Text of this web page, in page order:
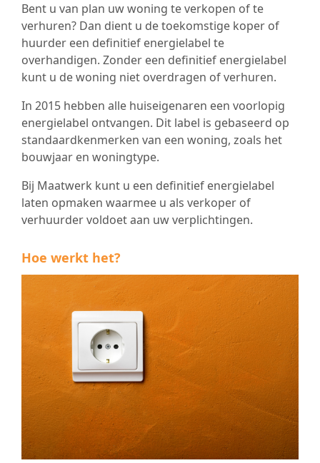
Bent u van plan uw woning te verkopen of te
verhuren? Dan dient u de toekomstige koper of
huurder een definitief energielabel te
overhandigen. Zonder een definitief energielabel
kunt u de woning niet overdragen of verhuren.
In 2015 hebben alle huiseigenaren een voorlopig
energielabel ontvangen. Dit label is gebaseerd op
standaardkenmerken van een woning, zoals het
bouwjaar en woningtype.
Bij Maatwerk kunt u een definitief energielabel
laten opmaken waarmee u als verkoper of
verhuurder voldoet aan uw verplichtingen.
Hoe werkt het?